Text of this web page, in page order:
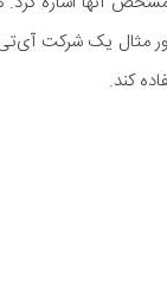
مثال یک شرکت
کند.